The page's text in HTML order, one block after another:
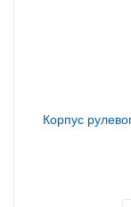
Корпус